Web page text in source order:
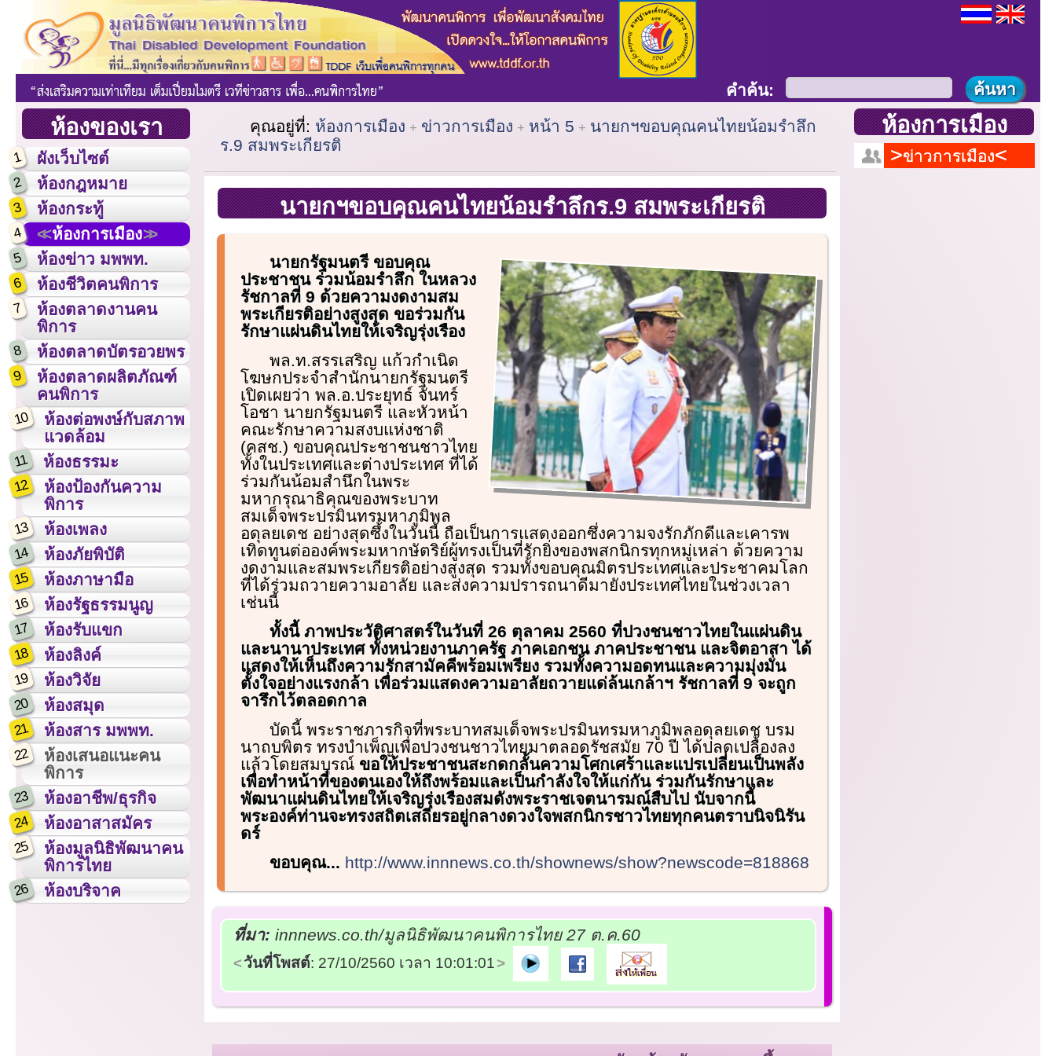
ห้องของเรา
1 ผังเว็บไซต์
2 ห้องกฎหมาย
3 ห้องกระทู้
4 ห้องการเมือง
5 ห้องข่าว มพพท.
6 ห้องชีวิตคนพิการ
7
ห้องตลาดงานคน
พิการ
8 ห้องตลาดบัตรอวยพร
9
ห้องตลาดผลิตภัณฑ์
คนพิการ
10
ห้องต่อพงษ์กับสภาพ
แวดล้อม
11 ห้องธรรมะ
12
ห้องป้องกันความ
พิการ
13 ห้องเพลง
14 ห้องภัยพิบัติ
15 ห้องภาษามือ
16 ห้องรัฐธรรมนูญ
17 ห้องรับแขก
18 ห้องลิงค์
19 ห้องวิจัย
20 ห้องสมุด
21 ห้องสาร มพพท.
22
ห้องเสนอแนะคน
พิการ
23 ห้องอาชีพ/ธุรกิจ
24 ห้องอาสาสมัคร
25
ห้องมูลนิธิพัฒนาคน
พิการไทย
26 ห้องบริจาค
คำค้น:
คุณอยู่ที่: ห้องการเมือง ข่าวการเมือง หน้า 5
นายกฯขอบคุณคนไทยน้อมรำลึก
ร.9 สมพระเกียรติ
นายกฯขอบคุณคนไทยน้อมรำลึกร.9 สมพระเกียรติ
นายกรัฐมนตรี ขอบคุณ
ประชาชน ร่วมน้อมรำลึก ในหลวง
รัชกาลที่ 9 ด้วยความงดงามสม
พระเกียรติอย่างสูงสุด ขอร่วมกัน
รักษาแผ่นดินไทยให้เจริญรุ่งเรือง
พล.ท.สรรเสริญ แก้วกำเนิด
โฆษกประจำสำนักนายกรัฐมนตรี
เปิดเผยว่า พล.อ.ประยุทธ์ จันทร์
โอชา นายกรัฐมนตรี และหัวหน้า
คณะรักษาความสงบแห่งชาติ
(คสช.) ขอบคุณประชาชนชาวไทย
ทั้งในประเทศและต่างประเทศ ที่ได้
ร่วมกันน้อมสำนึกในพระ
มหากรุณาธิคุณของพระบาท
สมเด็จพระปรมินทรมหาภูมิพล
อดุลยเดช อย่างสุดซึ้งในวันนี้ ถือเป็นการแสดงออกซึ่งความจงรักภักดีและเคารพ
เทิดทูนต่อองค์พระมหากษัตริย์ผู้ทรงเป็นที่รักยิ่งของพสกนิกรทุกหมู่เหล่า ด้วยความ
งดงามและสมพระเกียรติอย่างสูงสุด รวมทั้งขอบคุณมิตรประเทศและประชาคมโลก
ที่ได้ร่วมถวายความอาลัย และส่งความปรารถนาดีมายังประเทศไทยในช่วงเวลา
เช่นนี้
ทั้งนี้ ภาพประวัติศาสตร์ในวันที่ 26 ตุลาคม 2560 ที่ปวงชนชาวไทยในแผ่นดิน
และนานาประเทศ ทั้งหน่วยงานภาครัฐ ภาคเอกชน ภาคประชาชน และจิตอาสา ได้
แสดงให้เห็นถึงความรักสามัคคีพร้อมเพรียง รวมทั้งความอดทนและความมุ่งมั่น
ตั้งใจอย่างแรงกล้า เพื่อร่วมแสดงความอาลัยถวายแด่ล้นเกล้าฯ รัชกาลที่ 9 จะถูก
จารึกไว้ตลอดกาล
บัดนี้ พระราชภารกิจที่พระบาทสมเด็จพระปรมินทรมหาภูมิพลอดุลยเดช บรม
นาถบพิตร ทรงบำเพ็ญเพื่อปวงชนชาวไทยมาตลอดรัชสมัย 70 ปี ได้ปลดเปลื้องลง
แล้วโดยสมบูรณ์ ขอให้ประชาชนสะกดกลั้นความโศกเศร้าและแปรเปลี่ยนเป็นพลัง
เพื่อทำหน้าที่ของตนเองให้ถึงพร้อมและเป็นกำลังใจให้แก่กัน ร่วมกันรักษาและ
พัฒนาแผ่นดินไทยให้เจริญรุ่งเรืองสมดังพระราชเจตนารมณ์สืบไป นับจากนี้
พระองค์ท่านจะทรงสถิตเสถียรอยู่กลางดวงใจพสกนิกรชาวไทยทุกคนตราบนิจนิรัน
ดร์
ขอบคุณ... http://www.innnews.co.th/shownews/show?newscode=818868
ที่มา: innnews.co.th/มูลนิธิพัฒนาคนพิการไทย 27 ต.ค.60
วันที่โพสต์: 27/10/2560 เวลา 10:01:01
ห้องการเมือง
ข่าวการเมือง